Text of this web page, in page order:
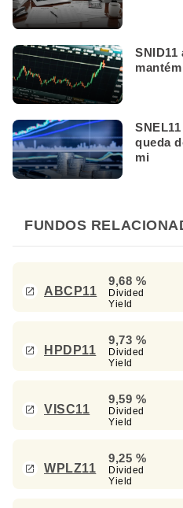
SNID11
queda
mi
FUNDOS
ABCP11
9,68 %
Divided
Yield
HPDP11
9,73 %
Divided
Yield
VISC11
9,59 %
Divided
Yield
WPLZ11
9,25 %
Divided
Yield